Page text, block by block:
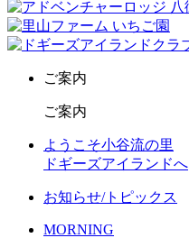
ご案内
ご案内
ようこそ小谷流の里
ドギーズアイランドへ
お知らせ/トピックス
MORNING